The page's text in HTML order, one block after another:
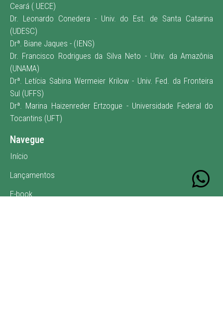
Ceará ( UECE)
Dr. Leonardo Conedera - Univ. do Est. de Santa Catarina
(UDESC)
Drª. Biane Jaques - (IENS)
Dr. Francisco Rodrigues da Silva Neto - Univ. da Amazônia
(UNAMA)
Drª. Letícia Sabina Wermeier Krilow - Univ. Fed. da Fronteira
Sul (UFFS)
Drª. Marina Haizenreder Ertzogue - Universidade Federal do
Tocantins (UFT)
Navegue
Início
Lançamentos
E-book